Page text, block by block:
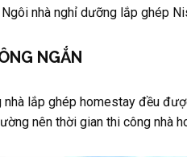
Ngôi nhà nghỉ dưỡng lắp ghép
NGẮN
lắp ghép homestay đều
nên thời gian thi công nhà